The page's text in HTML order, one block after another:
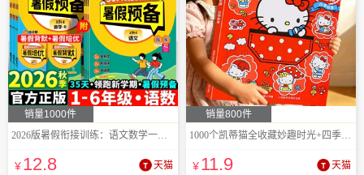
销量1000件
2026版暑假衔接训练：语文数学一至六年级
¥12.8 天猫
销量800件
1000个凯蒂猫全收藏妙趣时光+四季故事
¥11.9 天猫